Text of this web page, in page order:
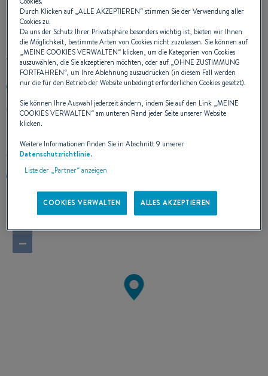
UNSERE KONTAKTDATEN
+41266729060
Route Neuve 4
1595 FAOUG VD
Route berechnen
www.jack-beck.ch
−
Durch Klicken auf „ALLE AKZEPTIEREN“ stimmen Sie der Verwendung aller
Cookies zu.
Da uns der Schutz Ihrer Privatsphäre besonders wichtig ist, bieten wir Ihnen
die Möglichkeit, bestimmte Arten von Cookies nicht zuzulassen. Sie können auf
„MEINE COOKIES VERWALTEN“ klicken, um die Kategorien von Cookies
auszuwählen, die Sie akzeptieren möchten, oder auf „OHNE ZUSTIMMUNG
FORTFAHREN“, um Ihre Ablehnung auszudrücken (in diesem Fall werden
nur die für den Betrieb der Website unbedingt erforderlichen Cookies gesetzt).
Sie können Ihre Auswahl jederzeit ändern, indem Sie auf den Link „MEINE
COOKIES VERWALTEN“ am unteren Rand jeder Seite unserer Website
klicken.
Weitere Informationen finden Sie in Abschnitt 9 unserer
Datenschutzrichtlinie.
Liste der „Partner“ anzeigen
COOKIES VERWALTEN ALLES AKZEPTIEREN